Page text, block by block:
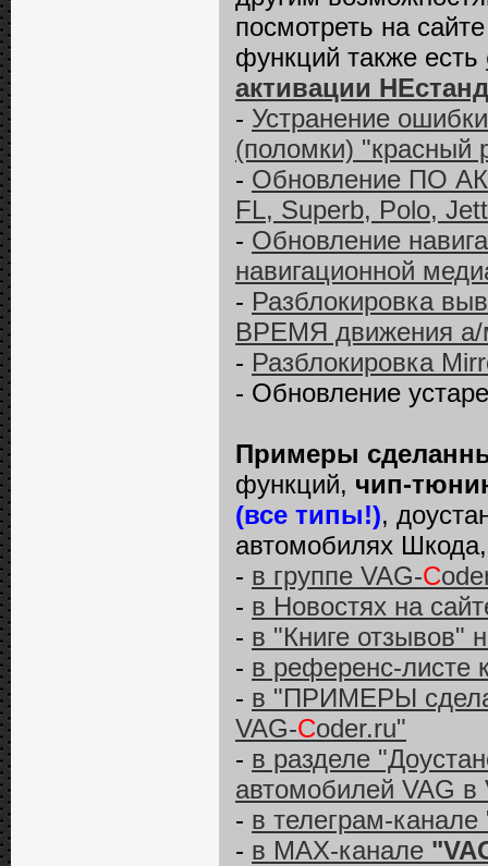
посмотреть на
функций также есть
активации
- Устранение
(поломки) "красный
- Обновление ПО
FL, Superb, Polo,
- Обновление
навигационной
- Разблокировка
ВРЕМЯ движения а/
- Разблокировка
- Обновление
Примеры
функций, чип-
(все типы!),
автомобилях
- в группе VAG-C
- в Новостях на
- в "Книге отзывов"
- в референс-листе
- в "ПРИМЕРЫ
VAG-Coder.ru"
- в разделе
автомобилей VAG в
- в телеграм-канале
- в MAX-канале